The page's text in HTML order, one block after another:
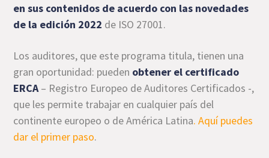
en sus contenidos de acuerdo con las novedades
de la edición 2022 de ISO 27001.
Los auditores, que este programa titula, tienen una
gran oportunidad: pueden obtener el certificado
ERCA – Registro Europeo de Auditores Certificados -,
que les permite trabajar en cualquier país del
continente europeo o de América Latina. Aquí puedes
dar el primer paso.